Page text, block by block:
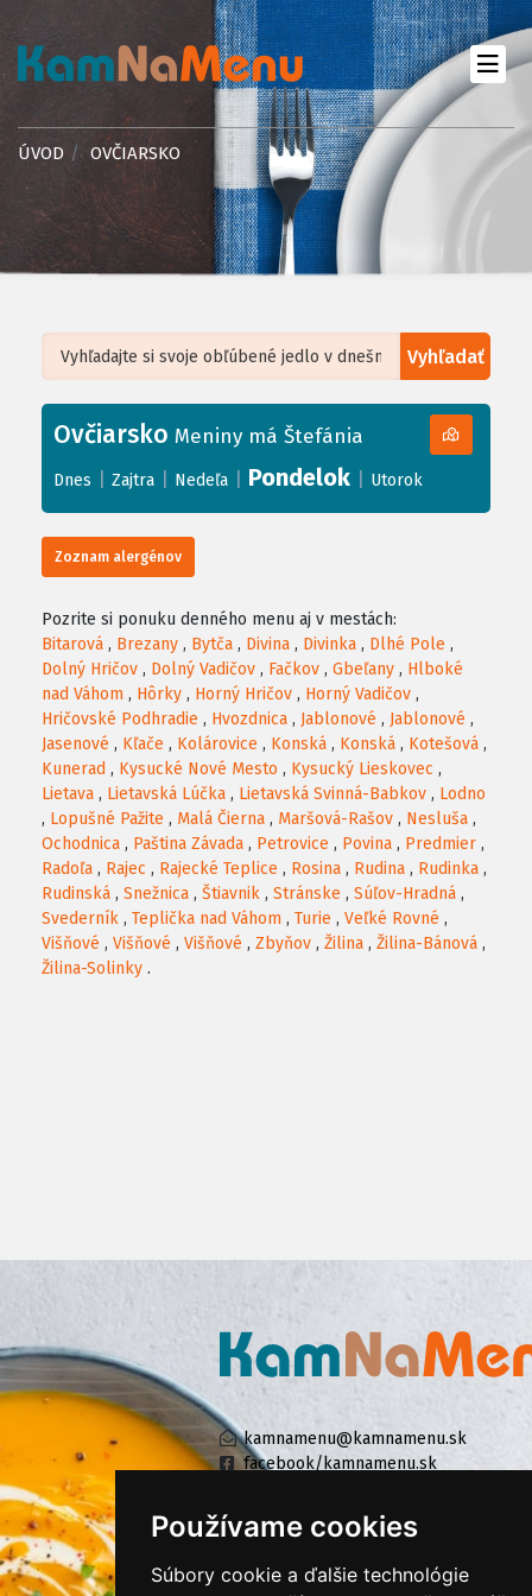
Používame cookies
Súbory cookie a ďalšie technológie
ÚVOD OVČIARSKO
Vyhľadať
+
−
Leaflet| ©OpenStreetMap, Tiles courtesy ofHumanitarian OpenStreetMap
Ovčiarsko Meniny má Štefánia
Dnes Zajtra Nedeľa Pondelok Utorok
Zoznam alergénov
Pozrite si ponuku denného menu aj v mestách:
Bitarová , Brezany , Bytča , Divina , Divinka , Dlhé Pole ,
Dolný Hričov , Dolný Vadičov , Fačkov , Gbeľany , Hlboké
nad Váhom , Hôrky , Horný Hričov , Horný Vadičov ,
Hričovské Podhradie , Hvozdnica , Jablonové , Jablonové ,
Jasenové , Kľače , Kolárovice , Konská , Konská , Kotešová ,
Kunerad , Kysucké Nové Mesto , Kysucký Lieskovec ,
Lietava , Lietavská Lúčka , Lietavská Svinná-Babkov , Lodno
, Lopušné Pažite , Malá Čierna , Maršová-Rašov , Nesluša ,
Ochodnica , Paština Závada , Petrovice , Povina , Predmier ,
Radoľa , Rajec , Rajecké Teplice , Rosina , Rudina , Rudinka ,
Rudinská , Snežnica , Štiavnik , Stránske , Súľov-Hradná ,
Svederník , Teplička nad Váhom , Turie , Veľké Rovné ,
Višňové , Višňové , Višňové , Zbyňov , Žilina , Žilina-Bánová ,
Žilina-Solinky .
kamnamenu@kamnamenu.sk
facebook/kamnamenu.sk
KONTAKTUJTE NÁS